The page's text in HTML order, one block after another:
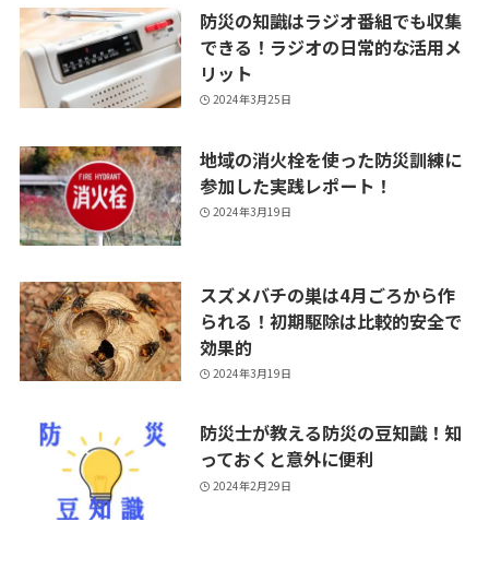
防災の知識はラジオ番組でも収集
できる！ラジオの日常的な活用メ
リット
2024年3月25日
地域の消火栓を使った防災訓練に
参加した実践レポート！
2024年3月19日
スズメバチの巣は4月ごろから作
られる！初期駆除は比較的安全で
効果的
2024年3月19日
防災士が教える防災の豆知識！知
っておくと意外に便利
2024年2月29日